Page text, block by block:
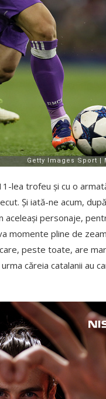
lea trofeu și cu o
Și iată-ne acum,
personaje,
momente pline de
peste toate, are
căreia catalanii au